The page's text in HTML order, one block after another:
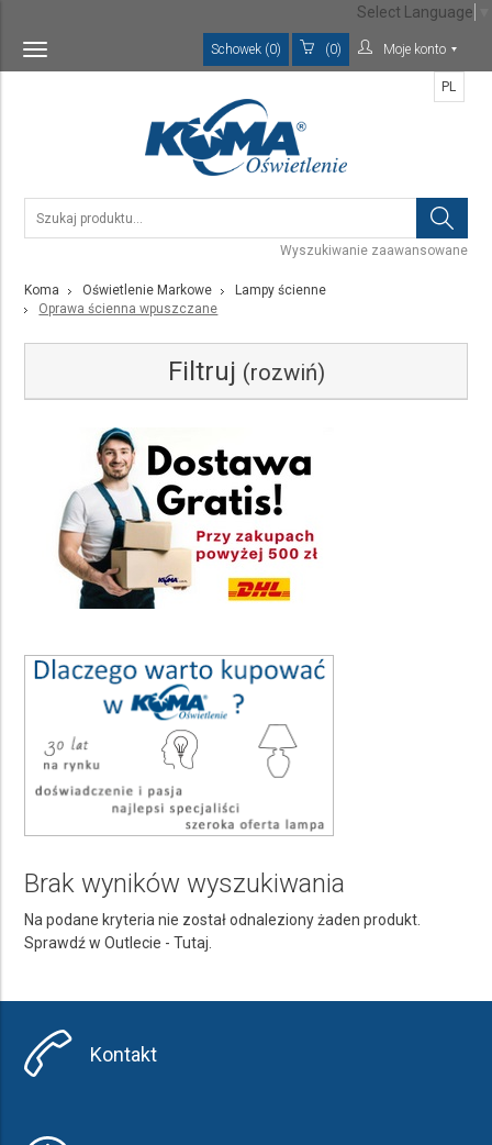
Toggle
navigation
Schowek (0) (0) Moje konto
Wyszukiwanie zaawansowane
PL
Koma Oświetlenie Markowe
Lampy ścienne
Oprawa ścienna wpuszczane
Filtruj (rozwiń)
Kategoria
Oprawa ścienna wpuszczane
Kolor pełna nazwa
Wybierz
Wybierz
Rodzaj źródła światła
Wybierz
Średnica Ø
Wybierz
Rodzaj trzonka żarówki
Wybierz producenta
Brak wyników wyszukiwania
Na podane kryteria nie został odnaleziony żaden produkt.
Sprawdź w Outlecie -Tutaj.
Kontakt
Select Language